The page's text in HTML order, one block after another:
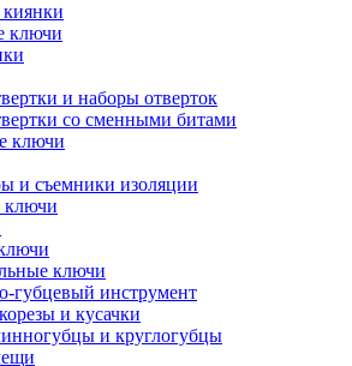
ключи
и наборы отверток
со сменными битами
ключи
и съемники изоляции
ключи
ключи
губцевый инструмент
и кусачки
и круглогубцы